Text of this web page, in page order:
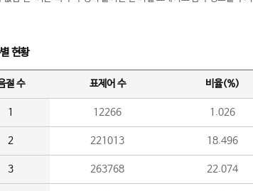
현황
절 수 표제어 수 비율(%)
1 12266 1.026
2 221013 18.496
3 263768 22.074